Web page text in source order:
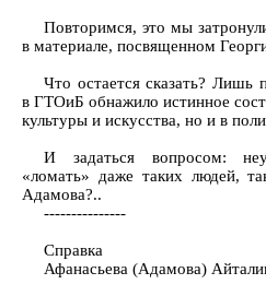
Повторимся, это мы
в материале, посвященном
Что остается сказать? Лишь
в ГТОиБ обнажило истинное
культуры и искусства, но и в
И задаться вопросом:
«ломать» даже таких людей,
Адамова?..
---------------
Справка
Афанасьева (Адамова)